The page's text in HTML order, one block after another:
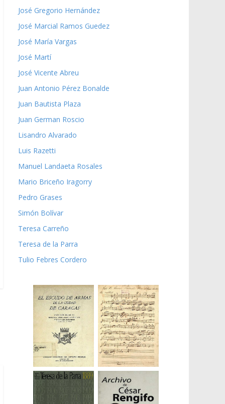
José Gregorio Hernández
José Marcial Ramos Guedez
José María Vargas
José Martí
José Vicente Abreu
Juan Antonio Pérez Bonalde
Juan Bautista Plaza
Juan German Roscio
Lisandro Alvarado
Luis Razetti
Manuel Landaeta Rosales
Mario Briceño Iragorry
Pedro Grases
Simón Bolívar
Teresa Carreño
Teresa de la Parra
Tulio Febres Cordero